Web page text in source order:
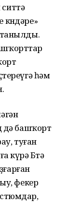
танылды.
һәм
дә башҡорт
туған
күрә Бөтә
фекер